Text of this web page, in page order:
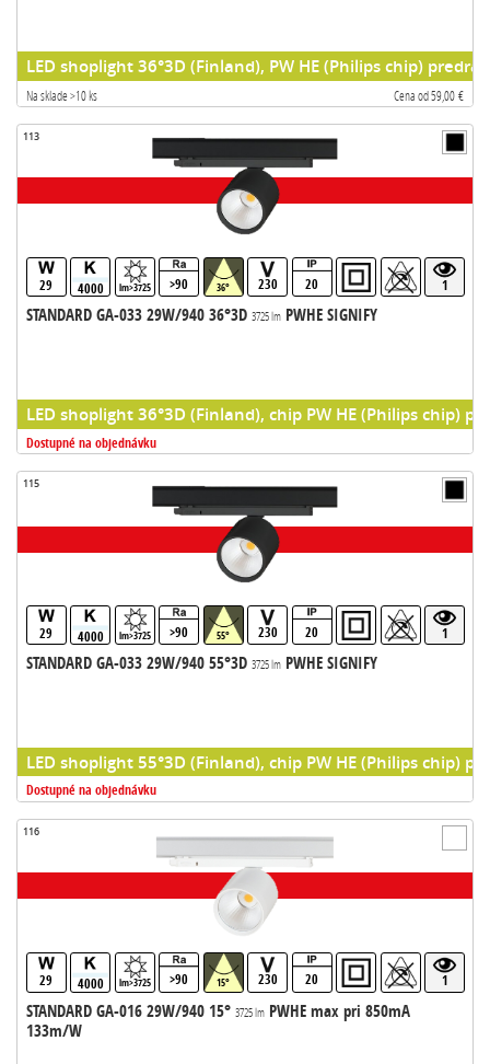
LED shoplight 36°3D (Finland), PW HE (Philips chip)
Na sklade >10 ks Cena od 59,00 €
113
29 4000 lm>3725 >90 36° 230 20 1
STANDARD GA-033 29W/940 36°3D 3725 lmPWHE SIGNIFY
LED shoplight 36°3D (Finland), chip PW HE (Philips chip)
Dostupné na objednávku
115
29 4000 lm>3725 >90 55° 230 20 1
STANDARD GA-033 29W/940 55°3D 3725 lmPWHE SIGNIFY
LED shoplight 55°3D (Finland), chip PW HE (Philips chip)
Dostupné na objednávku
116
29 4000 lm>3725 >90 15° 230 20 1
STANDARD GA-016 29W/940 15° 3725 lmPWHE max pri 850mA
133m/W